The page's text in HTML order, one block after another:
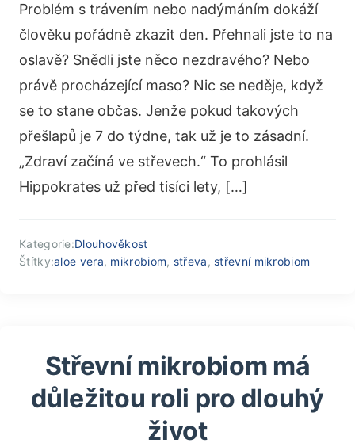
Problém s trávením nebo nadýmáním dokáží
člověku pořádně zkazit den. Přehnali jste to na
oslavě? Snědli jste něco nezdravého? Nebo
právě procházející maso? Nic se neděje, když
se to stane občas. Jenže pokud takových
přešlapů je 7 do týdne, tak už je to zásadní.
„Zdraví začíná ve střevech.“ To prohlásil
Hippokrates už před tisíci lety, […]
Kategorie:Dlouhověkost
Štítky:aloe vera, mikrobiom, střeva, střevní mikrobiom
Střevní mikrobiom má
důležitou roli pro dlouhý
život